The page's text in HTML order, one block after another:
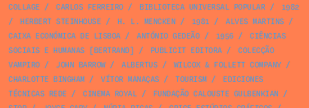
COLLAGE / CARLOS FERREIRO/ BIBLIOTECA UNIVERSAL POPULAR/
1982
/
HERBERT STEINHOUSE / H. L. MENCKEN / 1981 / ALVES MARTINS /
CAIXA ECONÓMICA DE LISBOA/ ANTÓNIO GEDEÃO/ 1956 /
CIÊNCIAS
SOCIAIS E HUMANAS [BERTRAND] / PUBLICIT EDITORA/
COLECÇÃO
VAMPIRO/ JOHN BARROW/ ALBERTUS / WILCOX & FOLLETT COMPANY/
CHARLOTTE BINGHAM/ VÍTOR MANAÇAS / TOURISM/
EDICIONES
TÉCNICAS REDE / CINEMA ROYAL/ FUNDAÇÃO CALOUSTE GULBENKIAN /